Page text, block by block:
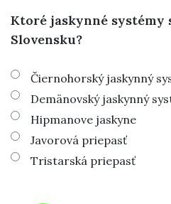
Ktoré jaskynné systémy
Slovensku?
Čiernohorský jaskynný
Demänovský jaskynný
Hipmanove jaskyne
Javorová priepasť
Tristarská priepasť